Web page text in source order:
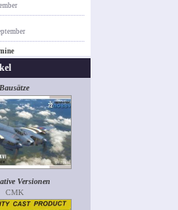
Bausätze
Versionen
CMK